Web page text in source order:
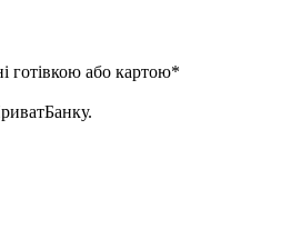
готівкою або картою*